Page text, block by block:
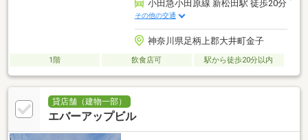
小田急小田原線 新松田駅 徒歩20分
その他の交通
神奈川県足柄上郡大井町金子
1階 飲食店可 駅から徒歩20分以内
貸店舗（建物一部）
エバーアップビル